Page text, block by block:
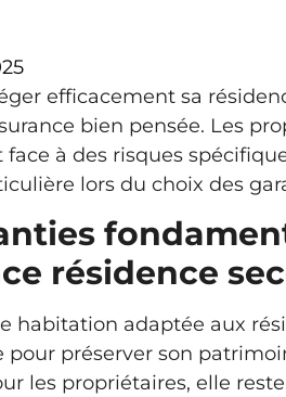
efficacement sa
bien pensée. Les
face à des risques
lors du choix des
résidence
habitation adaptée aux
pour préserver son
les propriétaires, elle